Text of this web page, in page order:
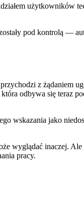
użytkowników
pod kontrolą —
z żądaniem
odbywa się teraz
wskazania jako
wyglądać inaczej.
pracy.